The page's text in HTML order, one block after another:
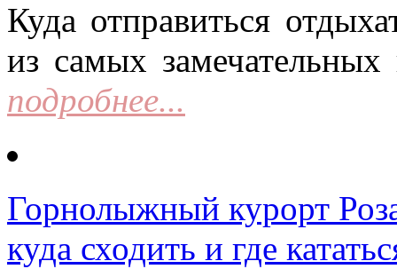
Куда отправиться
из самых замечательных
подробнее...
Горнолыжный курорт
куда сходить и где